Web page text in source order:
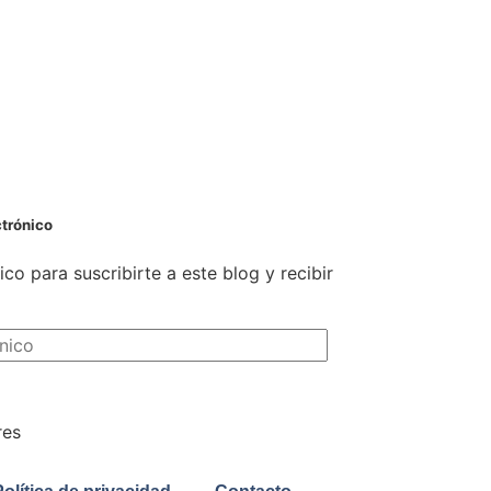
para suscribirte a este blog y recibir